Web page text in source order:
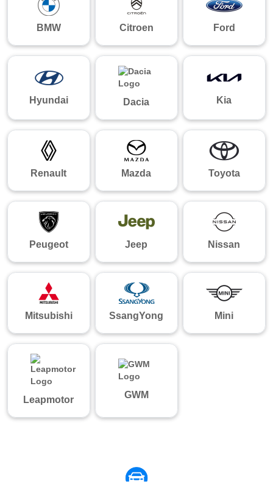
BMW Citroen Ford
Hyundai Dacia Kia
Renault Mazda Toyota
Peugeot Jeep Nissan
Mitsubishi SsangYong Mini
Leapmotor GWM